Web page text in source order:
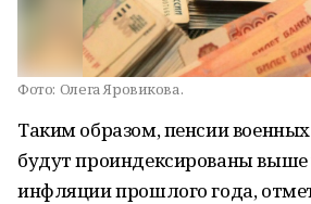
Фото: Олега Яровикова.
Таким образом, пенсии
будут проиндексированы выше
инфляции прошлого года,